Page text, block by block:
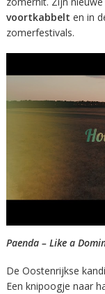
voortkabbelt en in
zomerfestivals.
Paenda – Like a
De Oostenrijkse
Een knipoogje naar